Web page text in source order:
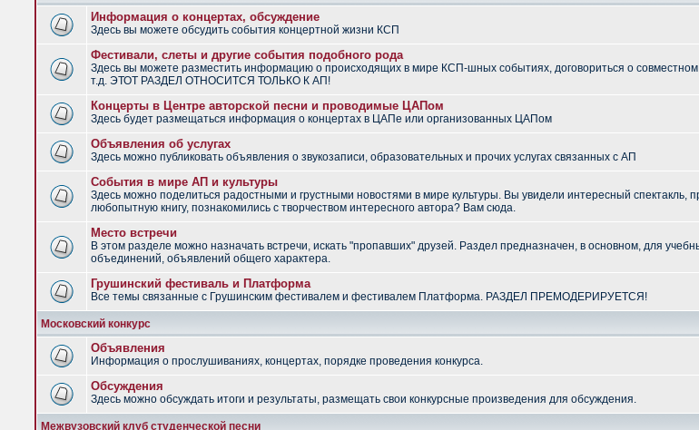
Информация о концертах, обсуждение
Здесь вы можете обсудить события концертной жизни КСП
Фестивали, слеты и другие события подобного рода
Здесь вы можете разместить информацию о происходящих в мире КСП-шных событиях, договориться о
т.д. ЭТОТ РАЗДЕЛ ОТНОСИТСЯ ТОЛЬКО К АП!
Концерты в Центре авторской песни и проводимые ЦАПом
Здесь будет размещаться информация о концертах в ЦАПе или организованных ЦАПом
Объявления об услугах
Здесь можно публиковать объявления о звукозаписи, образовательных и прочих услугах связанных с АП
События в мире АП и культуры
Здесь можно поделиться радостными и грустными новостями в мире культуры. Вы увидели интересный спектакль,
любопытную книгу, познакомились с творчеством интересного автора? Вам сюда.
Место встречи
В этом разделе можно назначать встречи, искать "пропавших" друзей. Раздел предназначен, в основном, для
объединений, объявлений общего характера.
Грушинский фестиваль и Платформа
Все темы связанные с Грушинским фестивалем и фестивалем Платформа. РАЗДЕЛ ПРЕМОДЕРИРУЕТСЯ!
Московский конкурс
Объявления
Информация о прослушиваниях, концертах, порядке проведения конкурса.
Обсуждения
Здесь можно обсуждать итоги и результаты, размещать свои конкурсные произведения для обсуждения.
Межвузовский клуб студенческой песни